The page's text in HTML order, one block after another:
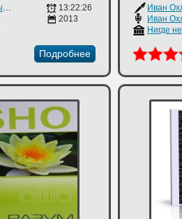
Дмитрий Манасыпов
13:22:26
2013
Подробнее
Иван
Нигде